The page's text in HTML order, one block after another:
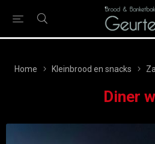
Home Kleinbrood en snacks
Diner